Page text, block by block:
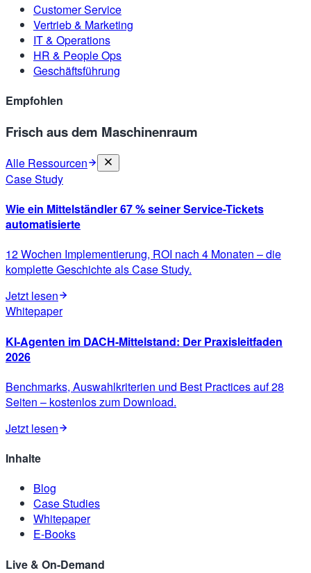
Customer Service
Vertrieb & Marketing
IT & Operations
HR & People Ops
Geschäftsführung
Empfohlen
Frisch aus dem Maschinenraum
Alle Ressourcen
Case Study
Wie ein Mittelständler 67 % seiner Service-Tickets
automatisierte
12 Wochen Implementierung, ROI nach 4 Monaten – die
komplette Geschichte als Case Study.
Jetzt lesen
Whitepaper
KI-Agenten im DACH-Mittelstand: Der Praxisleitfaden
2026
Benchmarks, Auswahlkriterien und Best Practices auf 28
Seiten – kostenlos zum Download.
Jetzt lesen
Inhalte
Blog
Case Studies
Whitepaper
E-Books
Live & On-Demand